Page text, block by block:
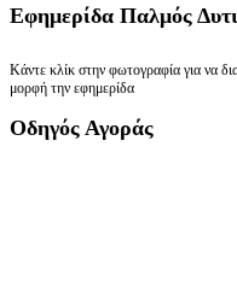
Εφημερίδα Παλμός
Κάντε κλίκ στην φωτογραφία για να
μορφή την εφημερίδα
Οδηγός Αγοράς